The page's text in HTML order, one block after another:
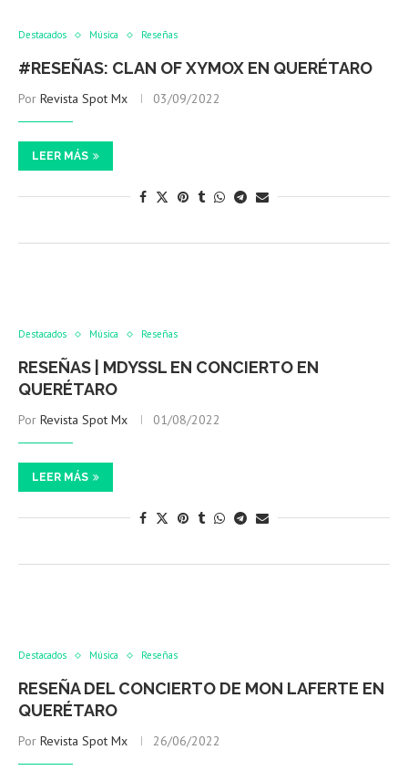
Destacados Música Reseñas
#RESEÑAS: CLAN OF XYMOX EN QUERÉTARO
Por Revista Spot Mx 03/09/2022
LEER MÁS
Destacados Música Reseñas
RESEÑAS | MDYSSL EN CONCIERTO EN
QUERÉTARO
Por Revista Spot Mx 01/08/2022
LEER MÁS
Destacados Música Reseñas
RESEÑA DEL CONCIERTO DE MON LAFERTE EN
QUERÉTARO
Por Revista Spot Mx 26/06/2022